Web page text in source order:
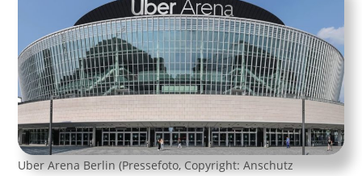
Uber Arena Berlin (Pressefoto, Copyright: Anschutz